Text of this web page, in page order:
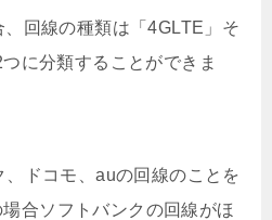
回線の種類は「4GLTE」そ
に分類することができま
ドコモ、auの回線のことを
合ソフトバンクの回線がほ